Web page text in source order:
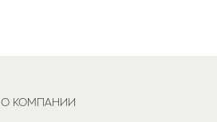
О КОМПАНИИ